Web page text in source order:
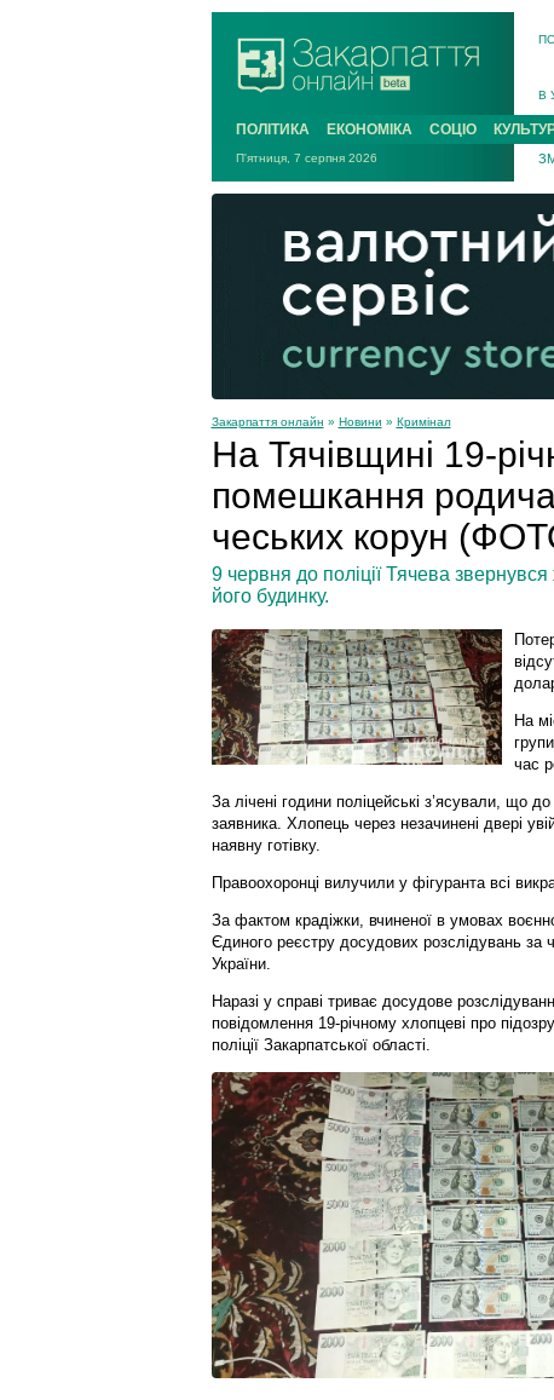
В
В
На
ПОЛІТИКА ЕКОНОМІКА СОЦІО
П'ятниця, 7 серпня 2026
Закарпаття онлайн » Новини » Кримінал
На Тячівщині 19-
помешкання
чеських корун
9 червня до поліції Тячева
його будинку.
На
час
За лічені години поліцейські з’ясували, що
заявника. Хлопець через незачинені двері
наявну готівку.
Правоохоронці вилучили у фігуранта всі
За фактом крадіжки, вчиненої в умовах
Єдиного реєстру досудових розслідувань за
України.
Наразі у справі триває досудове
повідомлення 19-річному хлопцеві про
поліції Закарпатської області.